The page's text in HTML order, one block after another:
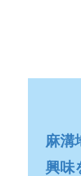
麻溝
興味